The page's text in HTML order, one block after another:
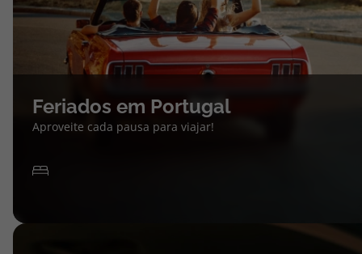
Feriados em Portugal
Aproveite cada pausa para viajar!